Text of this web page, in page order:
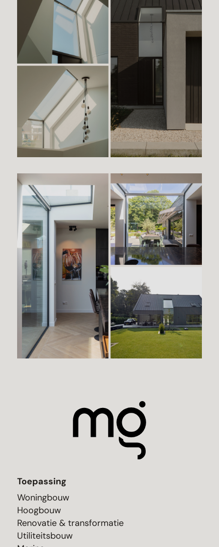
Toepassing
Woningbouw
Hoogbouw
Renovatie & transformatie
Utiliteitsbouw